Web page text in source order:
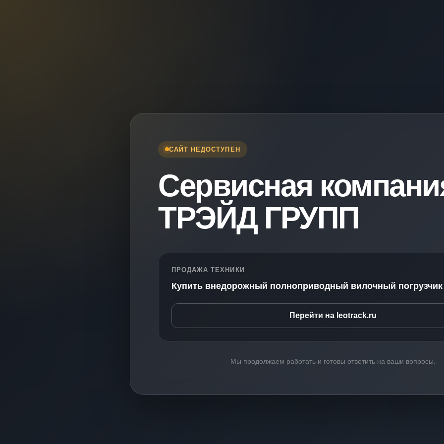
САЙТ НЕДОСТУПЕН
Сервисная
ТРЭЙД ГРУПП
ПРОДАЖА ТЕХНИКИ
Купить внедорожный полноприводный вилочный погрузчик
Перейти на leotrack.ru
Мы продолжаем работать и готовы ответить на ваши вопросы.